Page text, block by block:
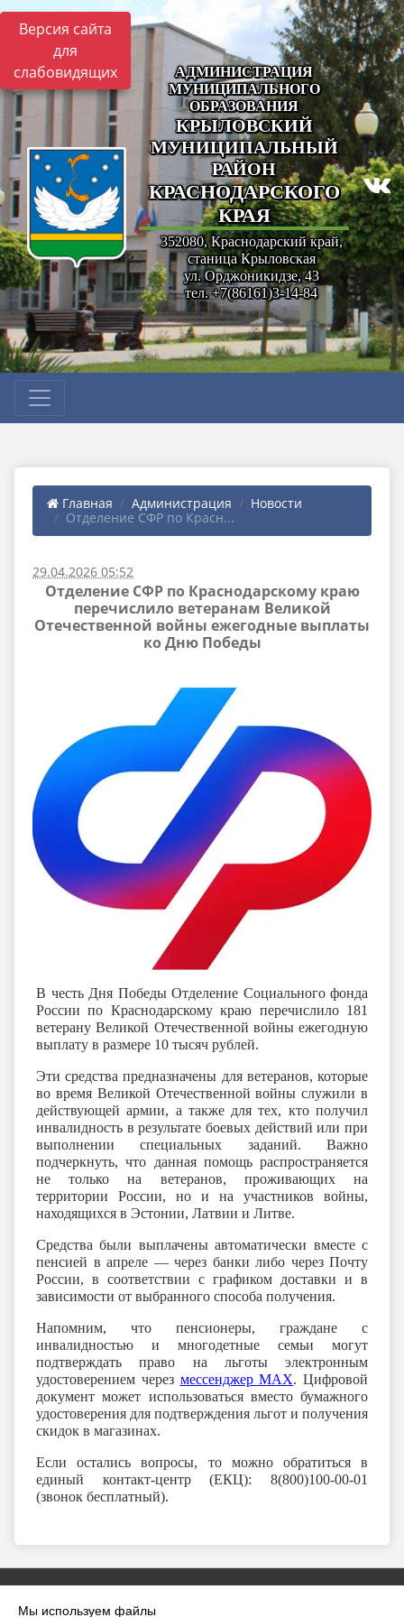
Мы используем файлы
Версия сайта
для
слабовидящих
АДМИНИСТРАЦИЯ
МУНИЦИПАЛЬНОГО
ОБРАЗОВАНИЯ
КРЫЛОВСКИЙ
МУНИЦИПАЛЬНЫЙ
РАЙОН
КРАСНОДАРСКОГО
КРАЯ
352080, Краснодарский край,
станица Крыловская
ул. Орджоникидзе, 43
тел. +7(86161)3-14-84
Главная Администрация
Новости
Отделение СФР по Красн...
29.04.2026 05:52
Отделение СФР по Краснодарскому краю
перечислило ветеранам Великой
Отечественной войны ежегодные выплаты
ко Дню Победы
В честь Дня Победы Отделение Социального фонда
России по Краснодарскому краю перечислило 181
ветерану Великой Отечественной войны ежегодную
выплату в размере 10 тысяч рублей.
Эти средства предназначены для ветеранов, которые
во время Великой Отечественной войны служили в
действующей армии, а также для тех, кто получил
инвалидность в результате боевых действий или при
выполнении специальных заданий. Важно
подчеркнуть, что данная помощь распространяется
не только на ветеранов, проживающих на
территории России, но и на участников войны,
находящихся в Эстонии, Латвии и Литве.
Средства были выплачены автоматически вместе с
пенсией в апреле — через банки либо через Почту
России, в соответствии с графиком доставки и в
зависимости от выбранного способа получения.
Напомним, что пенсионеры, граждане с
инвалидностью и многодетные семьи могут
подтверждать право на льготы электронным
удостоверением через мессенджер MAX. Цифровой
документ может использоваться вместо бумажного
удостоверения для подтверждения льгот и получения
скидок в магазинах.
Если остались вопросы, то можно обратиться в
единый контакт-центр (ЕКЦ): 8(800)100-00-01
(звонок бесплатный).